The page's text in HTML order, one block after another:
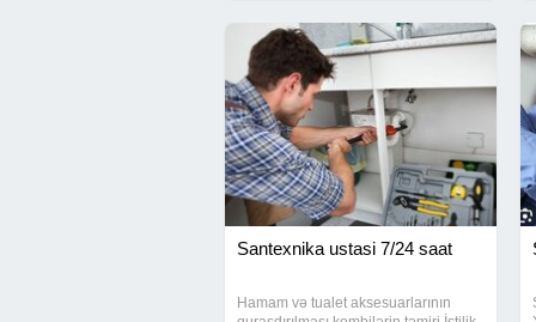
Santexnika ustasi 7/24 saat
Hamam və tualet aksesuarlarının